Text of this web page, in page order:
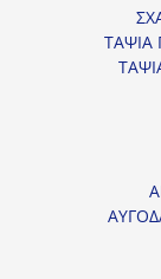
ΤΑΨΙΑ